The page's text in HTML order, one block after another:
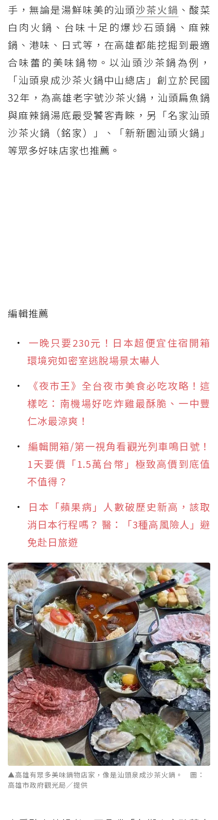
手，無論是湯鮮味美的汕頭沙茶火鍋 、酸菜
白肉火鍋、台味十足的爆炒石頭鍋、麻辣
鍋、港味、日式等，在高雄都能挖掘到最適
合味蕾的美味鍋物。以汕頭沙茶鍋為例，
「汕頭泉成沙茶火鍋中山總店」創立於民國
32年，為高雄老字號沙茶火鍋，汕頭扁魚鍋
與麻辣鍋湯底最受饕客青睞，另「名家汕頭
沙茶火鍋（銘家）」、「新新園汕頭火鍋」
等眾多好味店家也推薦。
編輯推薦
一晚只要230元！日本超便宜住宿開箱
環境宛如密室逃脫場景太嚇人
《夜市王》全台夜市美食必吃攻略！這
樣吃：南機場好吃炸雞最酥脆、一中豐
仁冰最涼爽！
編輯開箱/第一視角看觀光列車鳴日號！
1天要價「1.5萬台幣」極致高價到底值
不值得？
日本「蘋果病」人數破歷史新高，該取
消日本行程嗎？ 醫：「3種高風險人」避
免赴日旅遊
▲高雄有眾多美味鍋物店家，像是汕頭泉成沙茶火鍋。 圖：
高雄市政府觀光局／提供